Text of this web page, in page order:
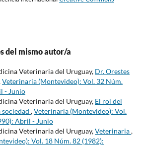
del mismo autor/a
Veterinaria del Uruguay, Dr. Orestes
Veterinaria (Montevideo): Vol. 32 Núm.
- Junio
Veterinaria del Uruguay, El rol del
,Veterinaria (Montevideo): Vol.
Abril - Junio
Veterinaria del Uruguay,Veterinaria,
Vol. 18 Núm. 82 (1982):